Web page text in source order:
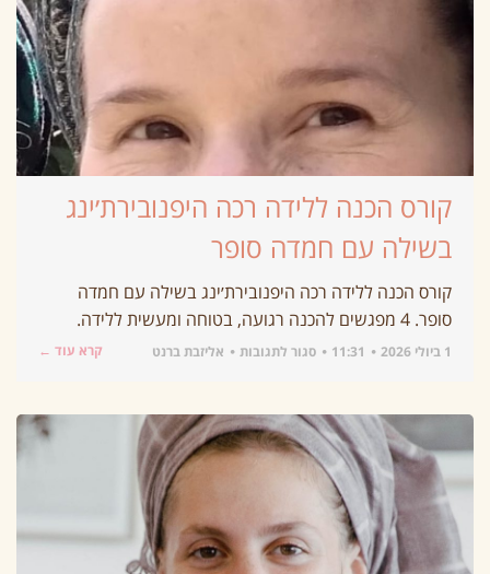
קורס הכנה ללידה רכה היפנובירת׳ינג
בשילה עם חמדה סופר
קורס הכנה ללידה רכה היפנובירת׳ינג בשילה עם חמדה
סופר. 4 מפגשים להכנה רגועה, בטוחה ומעשית ללידה.
1 ביולי 2026 11:31 סגור לתגובות אליזבת ברנט קרא עוד ←